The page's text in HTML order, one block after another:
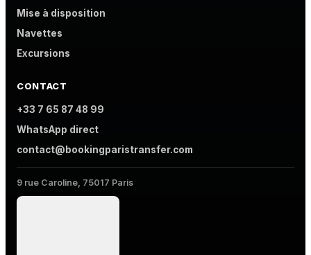
Mise à disposition
Navettes
Excursions
CONTACT
+33 7 65 87 48 99
WhatsApp direct
contact@bookingparistransfer.com
9 rue Caroline, 75017 Paris